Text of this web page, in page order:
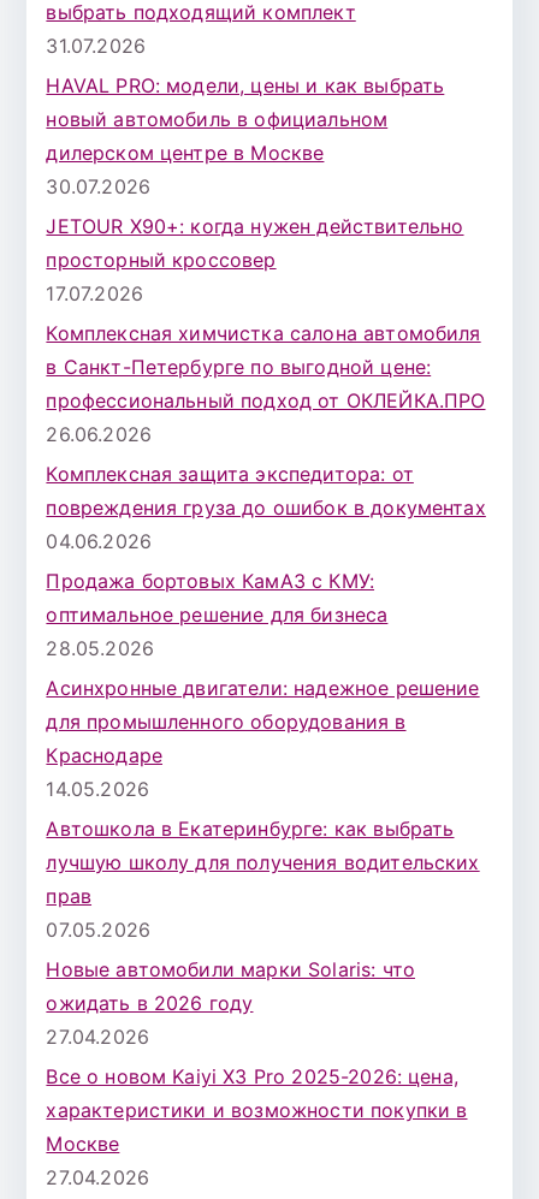
выбрать подходящий комплект
31.07.2026
HAVAL PRO: модели, цены и как выбрать
новый автомобиль в официальном
дилерском центре в Москве
30.07.2026
JETOUR X90+: когда нужен действительно
просторный кроссовер
17.07.2026
Комплексная химчистка салона автомобиля
в Санкт-Петербурге по выгодной цене:
профессиональный подход от ОКЛЕЙКА.ПРО
26.06.2026
Комплексная защита экспедитора: от
повреждения груза до ошибок в документах
04.06.2026
Продажа бортовых КамАЗ с КМУ:
оптимальное решение для бизнеса
28.05.2026
Асинхронные двигатели: надежное решение
для промышленного оборудования в
Краснодаре
14.05.2026
Автошкола в Екатеринбурге: как выбрать
лучшую школу для получения водительских
прав
07.05.2026
Новые автомобили марки Solaris: что
ожидать в 2026 году
27.04.2026
Все о новом Kaiyi X3 Pro 2025-2026: цена,
характеристики и возможности покупки в
Москве
27.04.2026